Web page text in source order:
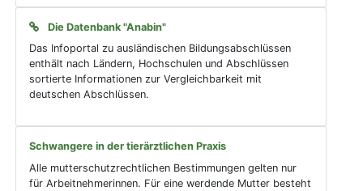
Die Datenbank "Anabin"
Das Infoportal zu ausländischen Bildungsabschlüssen
enthält nach Ländern, Hochschulen und Abschlüssen
sortierte Informationen zur Vergleichbarkeit mit
deutschen Abschlüssen.
Schwangere in der tierärztlichen Praxis
Alle mutterschutzrechtlichen Bestimmungen gelten nur
für Arbeitnehmerinnen. Für eine werdende Mutter besteht